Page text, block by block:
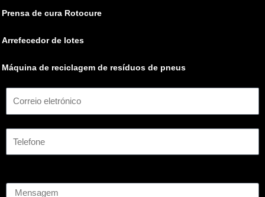
Prensa de cura Rotocure
Arrefecedor de lotes
Máquina de reciclagem de resíduos de pneus